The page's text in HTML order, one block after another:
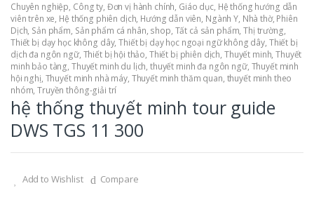
Chuyên nghiệp, Công ty, Đơn vị hành chính, Giáo dục, Hệ thống hướng dẫn
viên trên xe, Hệ thống phiên dịch, Hướng dẫn viên, Ngành Y, Nhà thờ, Phiên
Dịch, Sản phẩm, Sản phẩm cá nhân, shop, Tất cả sản phẩm,Thị trường,
Thiết bị dạy học không dây,Thiết bị dạy học ngoại ngữ không dây, Thiết bị
dịch đa ngôn ngữ, Thiết bị hội thảo, Thiết bị phiên dịch, Thuyết minh,Thuyết
minh bảo tàng, Thuyết minh du lịch, thuyết minh đa ngôn ngữ, Thuyết minh
hội nghị, Thuyết minh nhà máy, Thuyết minh thăm quan, thuyết minh theo
nhóm,Truyền thông-giải trí
hệ thống thuyết minh tour guide
DWS TGS 11 300
Add to Wishlist Compare